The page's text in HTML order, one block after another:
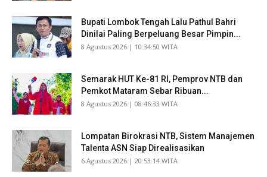
Bupati Lombok Tengah Lalu Pathul Bahri
Dinilai Paling Berpeluang Besar Pimpin...
​8 Agustus 2026 | 10:34:50 WITA
Semarak HUT Ke-81 RI, Pemprov NTB dan
Pemkot Mataram Sebar Ribuan...
​8 Agustus 2026 | 08:46:33 WITA
Lompatan Birokrasi NTB, Sistem Manajemen
Talenta ASN Siap Direalisasikan
​6 Agustus 2026 | 20:53:14 WITA